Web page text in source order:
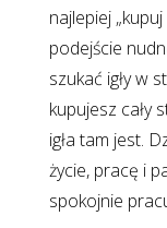
najlepiej
podejście
szukać igły w
kupujesz cały
igła tam jest.
życie, pracę i
spokojnie